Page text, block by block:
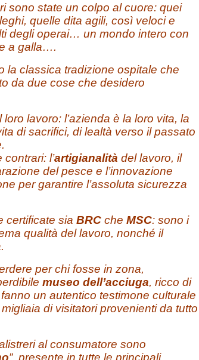
sono state un colpo al cuore: quei
quelle dita agili, così veloci e
degli operai… un mondo intero con
a galla….
la classica tradizione ospitale che
da due cose che desidero
lavoro: l’azienda è la loro vita, la
di sacrifici, di lealtà verso il passato
l’artigianalità del lavoro, il
del pesce e l’innovazione
per garantire l’assoluta sicurezza
certificate sia BRC che MSC: sono i
qualità del lavoro, nonché il
per chi fosse in zona,
museo dell’acciuga, ricco di
un autentico testimone culturale
di visitatori provenienti da tutto
al consumatore sono
”, presente in tutte le principali